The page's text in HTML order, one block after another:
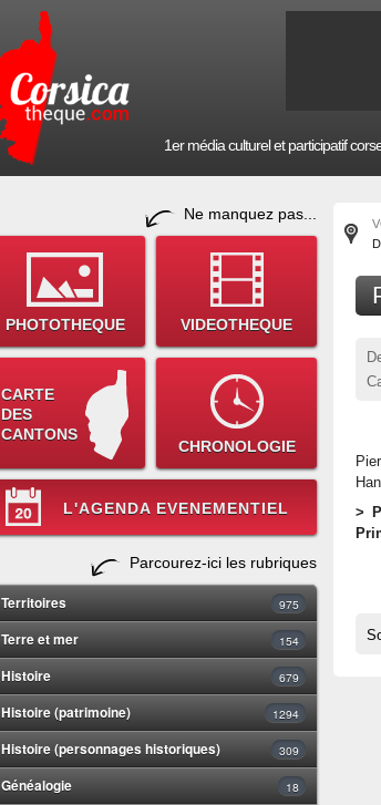
1er média culturel et participatif
Ne manquez pas...
PHOTOTHEQUE VIDEOTHEQUE
CARTE
DES
CANTONS
CHRONOLOGIE
L'AGENDA EVENEMENTIEL
Parcourez-ici les rubriques
Territoires 975
Terre et mer 154
Histoire 679
Histoire (patrimoine) 1294
Histoire (personnages historiques) 309
Généalogie 18
>